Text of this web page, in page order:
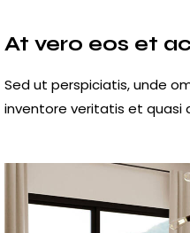
At vero eos et
Sed ut perspiciatis, unde
inventore veritatis et